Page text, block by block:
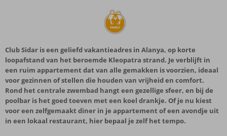
Club Sidar is een geliefd vakantieadres in Alanya, op korte
loopafstand van het beroemde Kleopatra strand. Je verblijft in
een ruim appartement dat van alle gemakken is voorzien, ideaal
voor gezinnen of stellen die houden van vrijheid en comfort.
Rond het centrale zwembad hangt een gezellige sfeer, en bij de
poolbar is het goed toeven met een koel drankje. Of je nu kiest
voor een zelfgemaakt diner in je appartement of een avondje uit
in een lokaal restaurant, hier bepaal je zelf het tempo.